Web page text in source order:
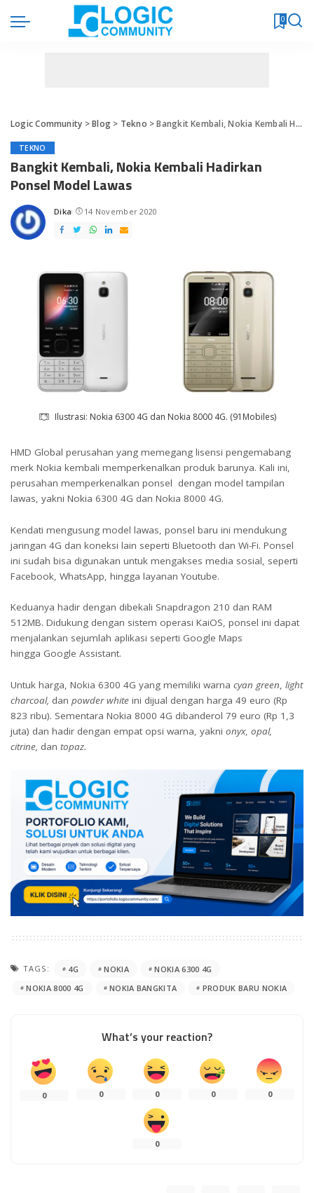
0
Logic Community >Blog> Tekno >Bangkit Kembali, Nokia Kembali Hadirkan Ponsel Model Lawas
TEKNO
Bangkit Kembali, Nokia Kembali Hadirkan
Ponsel Model Lawas
Posted
by
Dika 14 November 2020
Ilustrasi: Nokia 6300 4G dan Nokia 8000 4G. (91Mobiles)
HMD Global perusahan yang memegang lisensi pengemabang
merk Nokia kembali memperkenalkan produk barunya. Kali ini,
perusahan memperkenalkan ponsel dengan model tampilan
lawas, yakni Nokia 6300 4G dan Nokia 8000 4G.
Kendati mengusung model lawas, ponsel baru ini mendukung
jaringan 4G dan koneksi lain seperti Bluetooth dan Wi-Fi. Ponsel
ini sudah bisa digunakan untuk mengakses media sosial, seperti
Facebook, WhatsApp, hingga layanan Youtube.
Keduanya hadir dengan dibekali Snapdragon 210 dan RAM
512MB. Didukung dengan sistem operasi KaiOS, ponsel ini dapat
menjalankan sejumlah aplikasi seperti Google Maps
hingga Google Assistant.
Untuk harga, Nokia 6300 4G yang memiliki warna cyan green, light
charcoal, dan powder white ini dijual dengan harga 49 euro (Rp
823 ribu). Sementara Nokia 8000 4G dibanderol 79 euro (Rp 1,3
juta) dan hadir dengan empat opsi warna, yakni onyx, opal,
citrine, dan topaz.
TAGS: 4G NOKIA
NOKIA 6300 4G
NOKIA 8000 4G
NOKIA BANGKITA PRODUK BARU NOKIA
What’s your reaction?
0 0 0 0 0
0